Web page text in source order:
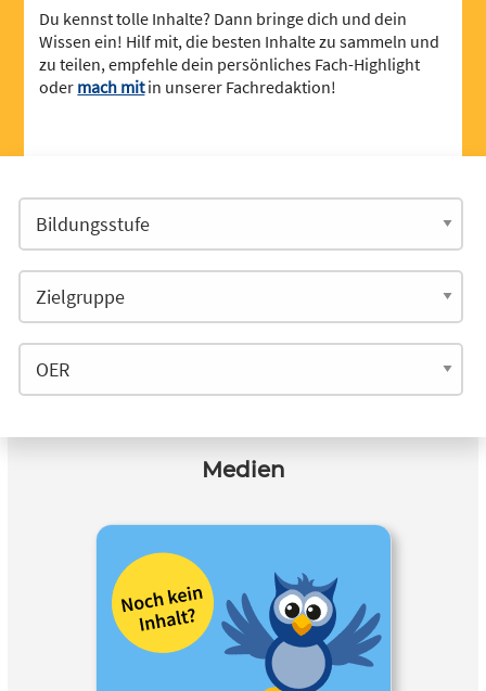
Du kennst tolle Inhalte? Dann bringe dich und dein
Wissen ein! Hilf mit, die besten Inhalte zu sammeln und
zu teilen, empfehle dein persönliches Fach-Highlight
oder mach mitin unserer Fachredaktion!
Medien